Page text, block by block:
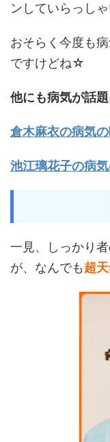
ンしていらっし
おそらく今度も
ですけどね☆
他にも病気が話
倉木麻衣の病気
池江璃花子の病
一見、しっかり
が、なんでも超